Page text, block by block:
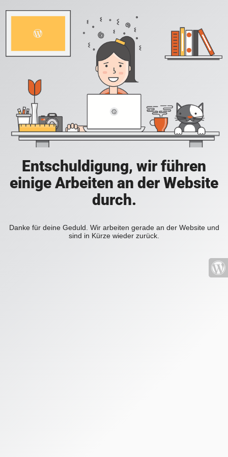
Entschuldigung, wir führen
einige Arbeiten an der Website
durch.
Danke für deine Geduld. Wir arbeiten gerade an der Website und
sind in Kürze wieder zurück.